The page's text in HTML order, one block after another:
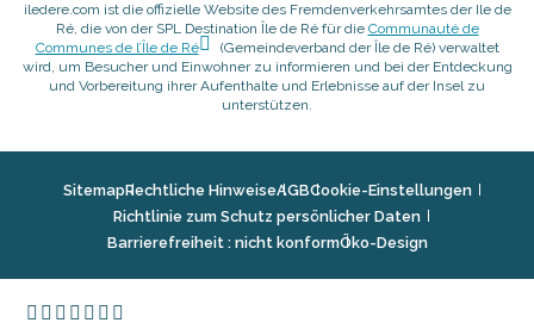
iledere.com ist die offizielle Website des Fremdenverkehrsamtes der Ile de
Ré, die von der SPL Destination Île de Ré für die Communauté de
Communes de l’Île de Ré
(Gemeindeverband der Île de Ré) verwaltet
wird, um Besucher und Einwohner zu informieren und bei der Entdeckung
und Vorbereitung ihrer Aufenthalte und Erlebnisse auf der Insel zu
unterstützen.
SitemapRechtliche HinweiseAGBCookie-Einstellungen
Richtlinie zum Schutz persönlicher Daten
Barrierefreiheit : nicht konformÖko-Design